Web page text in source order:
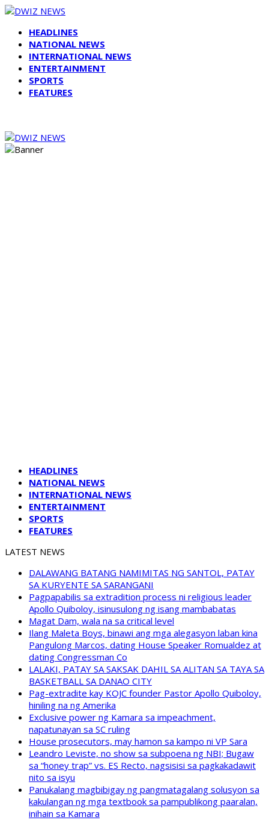
HEADLINES
NATIONAL NEWS
INTERNATIONAL NEWS
ENTERTAINMENT
SPORTS
FEATURES
HEADLINES
NATIONAL NEWS
INTERNATIONAL NEWS
ENTERTAINMENT
SPORTS
FEATURES
LATEST NEWS
DALAWANG BATANG NAMIMITAS NG SANTOL, PATAY
SA KURYENTE SA SARANGANI
Pagpapabilis sa extradition process ni religious leader
Apollo Quiboloy, isinusulong ng isang mambabatas
Magat Dam, wala na sa critical level
Ilang Maleta Boys, binawi ang mga alegasyon laban kina
Pangulong Marcos, dating House Speaker Romualdez at
dating Congressman Co
LALAKI, PATAY SA SAKSAK DAHIL SA ALITAN SA TAYA SA
BASKETBALL SA DANAO CITY
Pag-extradite kay KOJC founder Pastor Apollo Quiboloy,
hiniling na ng Amerika
Exclusive power ng Kamara sa impeachment,
napatunayan sa SC ruling
House prosecutors, may hamon sa kampo ni VP Sara
Leandro Leviste, no show sa subpoena ng NBI; Bugaw
sa “honey trap” vs. ES Recto, nagsisisi sa pagkakadawit
nito sa isyu
Panukalang magbibigay ng pangmatagalang solusyon sa
kakulangan ng mga textbook sa pampublikong paaralan,
inihain sa Kamara